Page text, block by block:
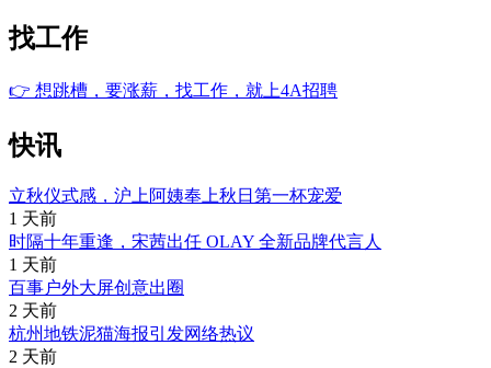
找工作
👉 想跳槽，要涨薪，找工作，就上4A招聘
快讯
立秋仪式感，沪上阿姨奉上秋日第一杯宠爱
1 天前
时隔十年重逢，宋茜出任 OLAY 全新品牌代言人
1 天前
百事户外大屏创意出圈
2 天前
杭州地铁泥猫海报引发网络热议
2 天前